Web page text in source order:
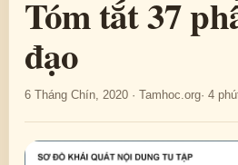
Tóm tắt 37
đạo
6 Tháng Chín, 2020 · Tamhoc.org· 4